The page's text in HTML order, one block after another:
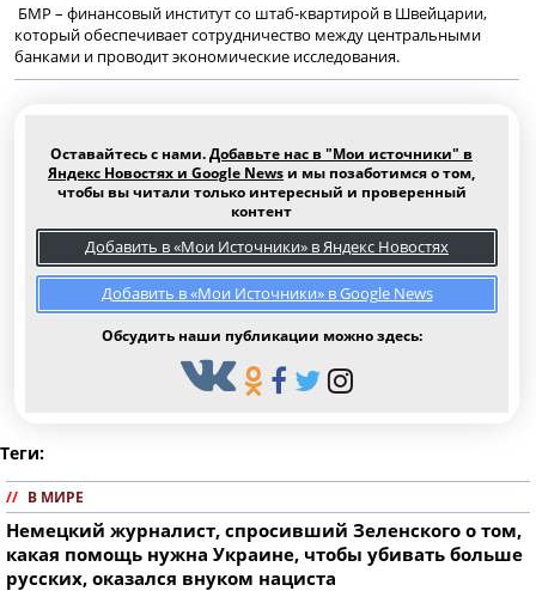
БМР – финансовый институт со штаб-квартирой в Швейцарии,
который обеспечивает сотрудничество между центральными
банками и проводит экономические исследования.
Оставайтесь с нами.Добавьте нас в "Мои источники" в
Яндекс Новостях и Google News и мы позаботимся о том,
чтобы вы читали только интересный и проверенный
контент
Добавить в «Мои Источники» в Яндекс Новостях
Добавить в «Мои Источники» в Google News
Обсудить наши публикации можно здесь:
Теги:
// В МИРЕ
Немецкий журналист, спросивший Зеленского о том,
какая помощь нужна Украине, чтобы убивать больше
русских, оказался внуком нациста